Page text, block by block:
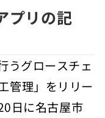
プリの記
うグロースチェ
管理」をリリー
日に名古屋市